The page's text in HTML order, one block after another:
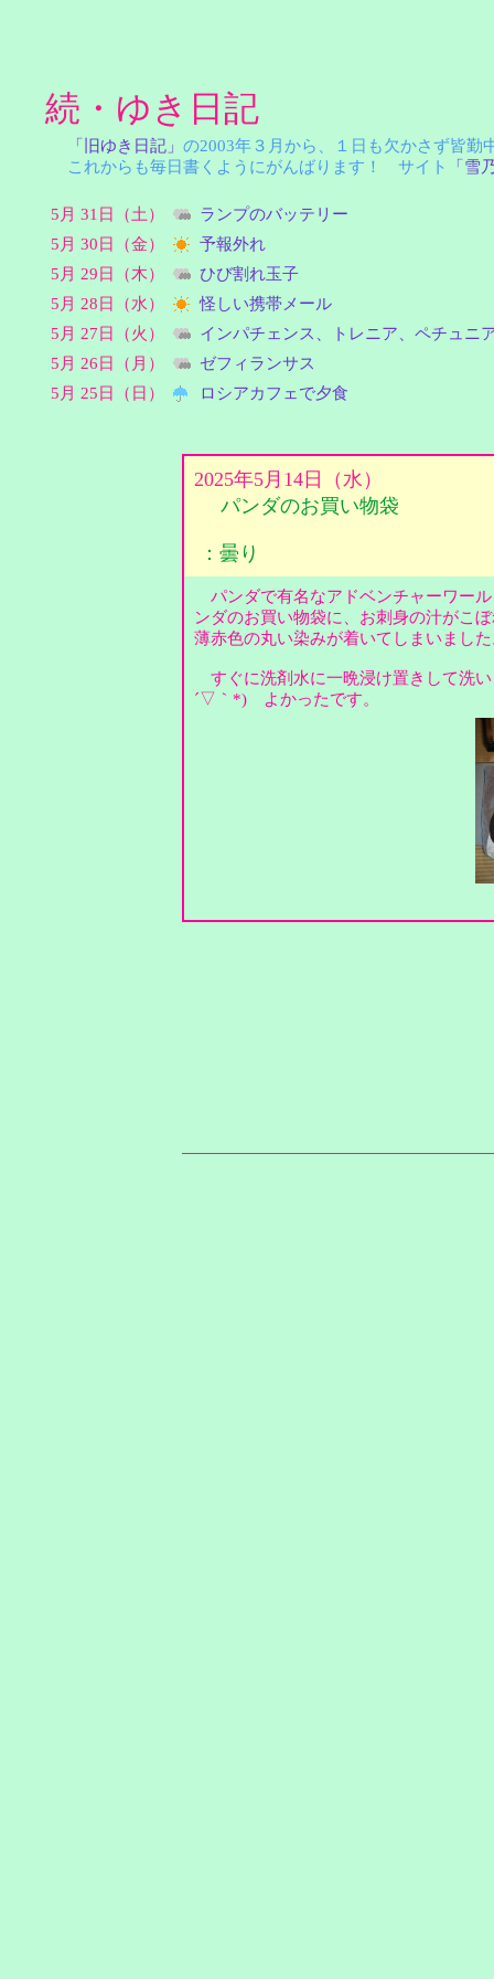
続・ゆき日記
「旧ゆき日記」 の2003年３月から、１日も欠かさず皆
これからも毎日書くようにがんばります！ サイト
「雪
5月 31日（土）
ランプのバッテリー
5月 30日（金）
予報外れ
5月 29日（木）
ひび割れ玉子
5月 28日（水）
怪しい携帯メール
5月 27日（火）
インパチェンス、トレニア、ペチュニ
5月 26日（月）
ゼフィランサス
5月 25日（日）
ロシアカフェで夕食
2025年5月14日（水）
パンダのお買い物袋
：曇り
パンダで有名なアドベンチャーワー
ンダのお買い物袋に、お刺身の汁がこ
薄赤色の丸い染みが着いてしまいまし
すぐに洗剤水に一晩浸け置きして洗
´▽｀*) よかったです。